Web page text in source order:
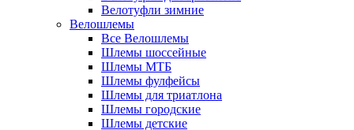
Велотуфли зимние
Велошлемы
Все Велошлемы
Шлемы шоссейные
Шлемы МТБ
Шлемы фулфейсы
Шлемы для триатлона
Шлемы городские
Шлемы детские